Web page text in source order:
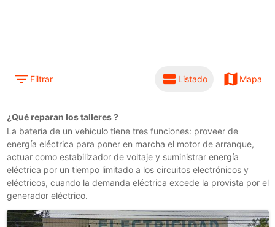
filter_list Filtrar view_stream Listado map Mapa
¿Qué reparan los talleres?
La batería de un vehículo tiene tres funciones: proveer de
energía eléctrica para poner en marcha el motor de arranque,
actuar como estabilizador de voltaje y suministrar energía
eléctrica por un tiempo limitado a los circuitos electrónicos y
eléctricos, cuando la demanda eléctrica excede la provista por el
generador eléctrico.